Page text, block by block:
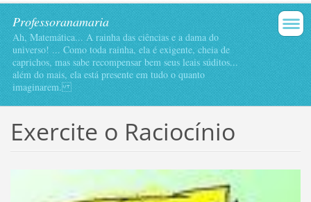
Professoranamaria
Ah, Matemática... A rainha das ciências e a dama do
universo! ... Como toda rainha, ela é exigente, cheia de
caprichos, mas sabe recompensar bem seus leais súditos...
além do mais, ela está presente em tudo o quanto
imaginarem.
Exercite o Raciocínio